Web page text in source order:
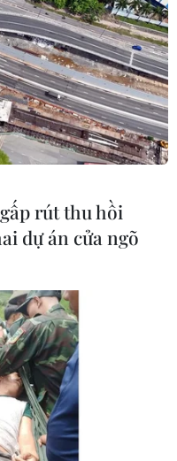
34 tỉnh của Pháp vào
Bộ ngày nắng
rút thu hồi
dự án cửa ngõ